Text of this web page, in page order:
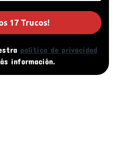
política de privacidad
información.